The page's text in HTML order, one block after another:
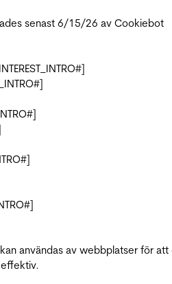
senast 6/15/26 av Cookiebot
användas av webbplatser för att